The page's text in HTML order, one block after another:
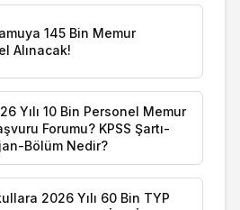
145 Bin Memur
Alınacak!
Yılı 10 Bin Personel Memur
Forumu? KPSS Şartı-
Bölüm Nedir?
2026 Yılı 60 Bin TYP